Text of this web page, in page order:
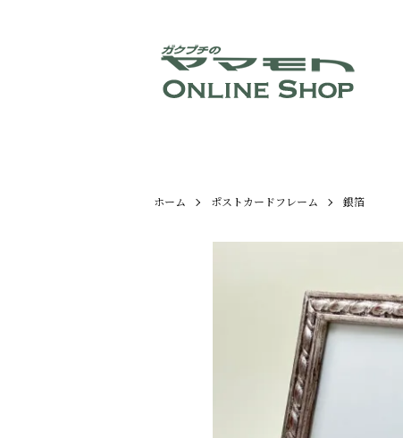
ホーム ポストカードフレーム 銀箔